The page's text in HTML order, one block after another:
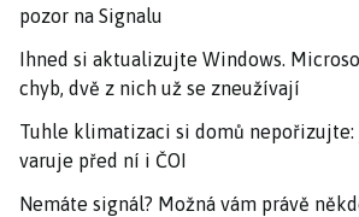
pozor na Signalu
Ihned si aktualizujte Windows.
chyb, dvě z nich už se zneužívají
Tuhle klimatizaci si domů nepořizujte:
varuje před ní i ČOI
Nemáte signál? Možná vám právě